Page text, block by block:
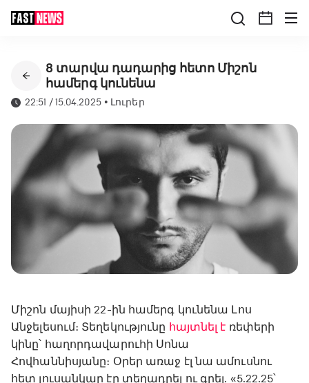
8 տարվա դադարից հետո Միշոն
համերգ կունենա
22:51 / 15.04.2025 • Լուրեր
Միշոն մայիսի 22-ին համերգ կունենա Լոս
Անջելեսում։ Տեղեկությունը հայտնել է ռեփերի
կինը՝ հաղորդավարուհի Սոնա
Հովհաննիսյանը։ Օրեր առաջ էլ նա ամուսնու
հետ լուսանկար էր տեղադրել ու գրել. «5.22.25՝